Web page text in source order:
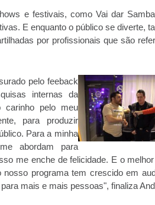
e festivais, como Vai dar
E enquanto o público se diverte,
por profissionais que são
pelo feeback
internas da
carinho pelo meu
para produzir
Para a minha
abordam para
me enche de felicidade. E o
programa tem crescido em
mais e mais pessoas", finaliza